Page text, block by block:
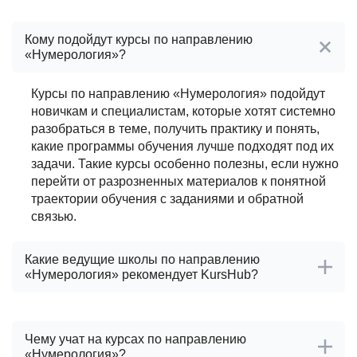
Кому подойдут курсы по направлению
«Нумерология»?
Курсы по направлению «Нумерология» подойдут
новичкам и специалистам, которые хотят системно
разобраться в теме, получить практику и понять,
какие программы обучения лучше подходят под их
задачи. Такие курсы особенно полезны, если нужно
перейти от разрозненных материалов к понятной
траектории обучения с заданиями и обратной
связью.
Какие ведущие школы по направлению
«Нумерология» рекомендует KursHub?
«Нумерология» KursHub выделяет ведущие
проверенные школы:
Чему учат на курсах по направлению
«Нумерология»?